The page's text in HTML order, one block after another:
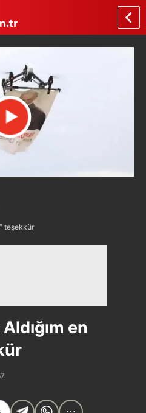
teşekkür
en